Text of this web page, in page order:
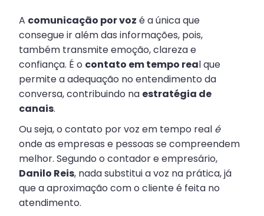
A comunicação por voz é a única que
consegue ir além das informações, pois,
também transmite emoção, clareza e
confiança. É o contato em tempo real que
permite a adequação no entendimento da
conversa, contribuindo na estratégia de
canais.
Ou seja, o contato por voz em tempo real é
onde as empresas e pessoas se compreendem
melhor. Segundo o contador e empresário,
Danilo Reis, nada substitui a voz na prática, já
que a aproximação com o cliente é feita no
atendimento.